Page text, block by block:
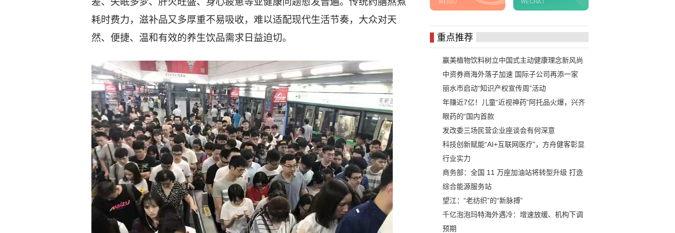
耗时费力，滋补品又多厚重不易吸收，难以适配现代生活节奏，大众对天
然、便捷、温和有效的养生饮品需求日益迫切。
重点推荐
嬴美植物饮料树立中国式主动健康理念新风尚
中资券商海外落子加速 国际子公司再添一家
丽水市启动“知识产权宣传周”活动
年赚近7亿！儿童“近视神药”阿托品火爆，兴齐
眼药的“国内首款
发改委三场民营企业座谈会有何深意
科技创新赋能“AI+互联网医疗”，方舟健客彰显
行业实力
商务部：全国 11 万座加油站将转型升级 打造
综合能源服务站
望江：“老纺织”的“新脉搏”
千亿泡泡玛特海外遇冷：增速放缓、机构下调
预期